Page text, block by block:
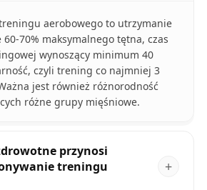
aerobowego to utrzymanie
70% maksymalnego tętna, czas
wynoszący minimum 40
czyli trening co najmniej 3
jest również różnorodność
różne grupy mięśniowe.
przynosi
treningu